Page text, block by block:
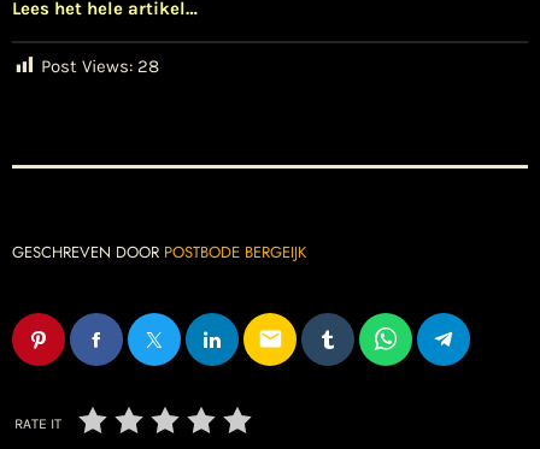
Lees het hele artikel…
Post Views: 28
GESCHREVEN DOOR POSTBODE BERGEIJK
email
RATE IT